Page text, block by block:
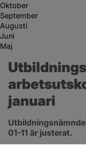
Oktober
September
Augusti
Juni
Maj
januari
01-11 är justerat.